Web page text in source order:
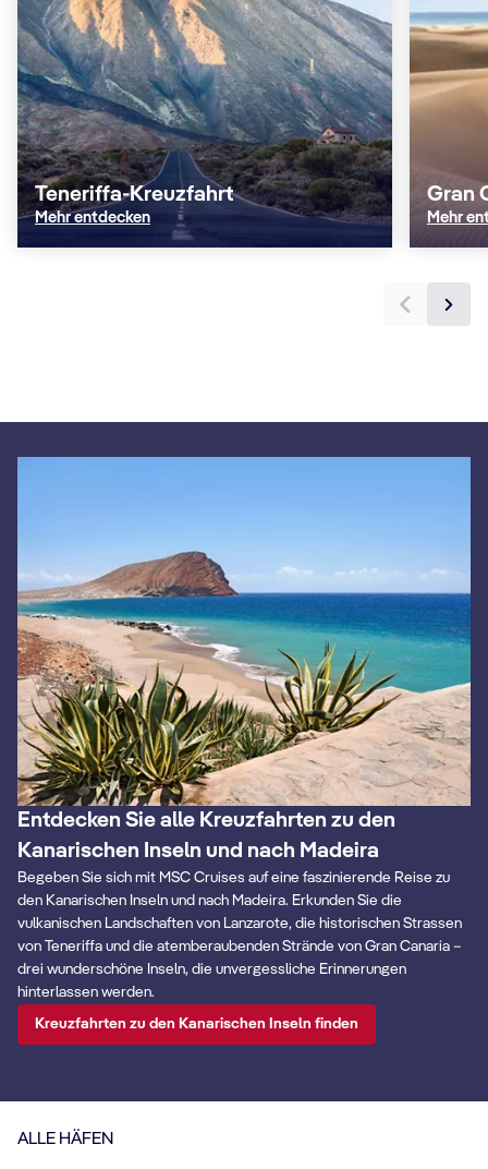
Teneriffa-Kreuzfahrt
Mehr entdecken
Gran
Mehr
Entdecken Sie alle Kreuzfahrten zu den
Kanarischen Inseln und nach Madeira
Begeben Sie sich mit MSC Cruises auf eine faszinierende Reise zu
den Kanarischen Inseln und nach Madeira. Erkunden Sie die
vulkanischen Landschaften von Lanzarote, die historischen Strassen
von Teneriffa und die atemberaubenden Strände von Gran Canaria –
drei wunderschöne Inseln, die unvergessliche Erinnerungen
hinterlassen werden.
Kreuzfahrten zu den Kanarischen Inseln finden
ALLE HÄFEN